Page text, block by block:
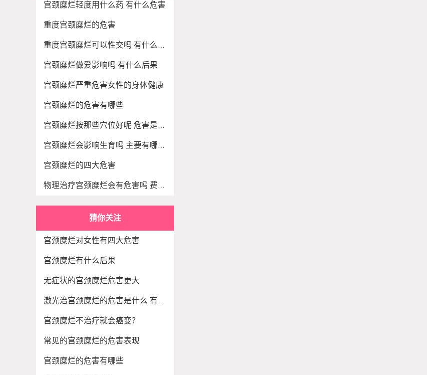
宫颈糜烂轻度用什么药 有什么危害
重度宫颈糜烂的危害
宫颈糜烂做爱影响吗 有什么后果
宫颈糜烂严重危害女性的身体健康
宫颈糜烂的危害有哪些
宫颈糜烂的四大危害
猜你关注
宫颈糜烂对女性有四大危害
宫颈糜烂有什么后果
无症状的宫颈糜烂危害更大
宫颈糜烂不治疗就会癌变？
常见的宫颈糜烂的危害表现
宫颈糜烂的危害有哪些